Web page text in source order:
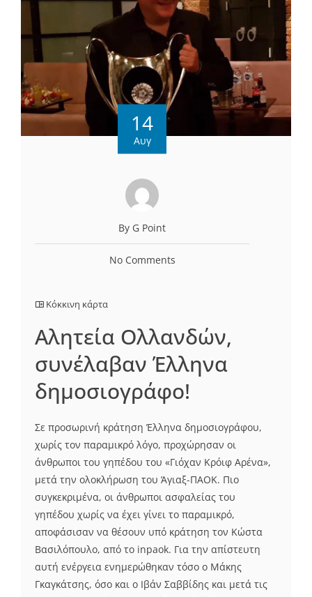
14
Αυγ
By G Point
No Comments
Κόκκινη κάρτα
Αλητεία Ολλανδών,
συνέλαβαν Έλληνα
δημοσιογράφο!
Σε προσωρινή κράτηση Έλληνα δημοσιογράφου,
χωρίς τον παραμικρό λόγο, προχώρησαν οι
άνθρωποι του γηπέδου του «Γιόχαν Κρόιφ Αρένα»,
μετά την ολοκλήρωση του Άγιαξ-ΠΑΟΚ. Πιο
συγκεκριμένα, οι άνθρωποι ασφαλείας του
γηπέδου χωρίς να έχει γίνει το παραμικρό,
αποφάσισαν να θέσουν υπό κράτηση τον Κώστα
Βασιλόπουλο, από το inpaok. Για την απίστευτη
αυτή ενέργεια ενημερώθηκαν τόσο ο Μάκης
Γκαγκάτσης, όσο και ο Ιβάν Σαββίδης και μετά τις